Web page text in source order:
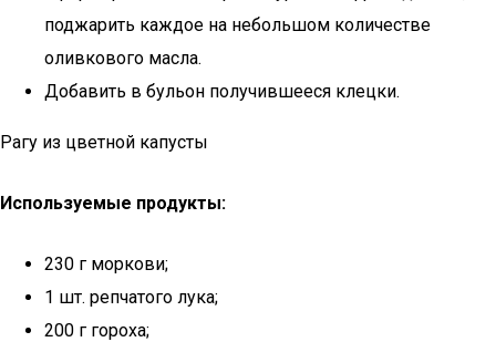
поджарить каждое на небольшом количестве
оливкового масла.
Добавить в бульон получившееся клецки.
Рагу из цветной капусты
Используемые продукты:
230 г моркови;
1 шт. репчатого лука;
200 г гороха;